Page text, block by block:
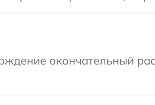
окончательный